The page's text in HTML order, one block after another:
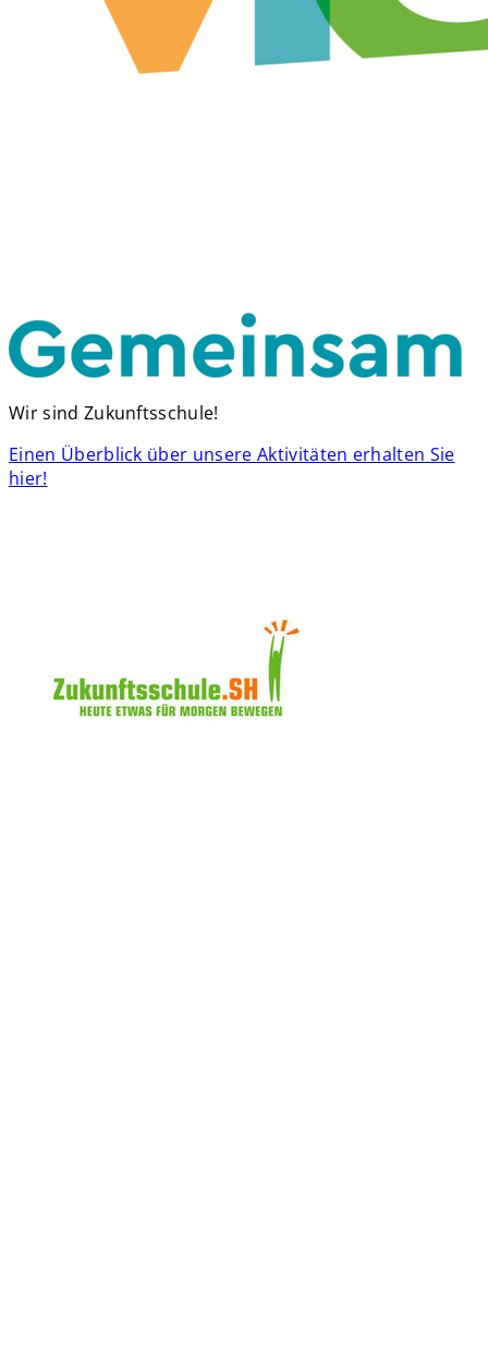
Wir sind Zukunftsschule!
Einen Überblick über unsere Aktivitäten erhalten Sie
hier!